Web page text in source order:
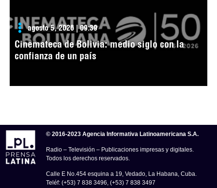
agosto 5, 2026 | 09:39
Cinemateca de Bolivia: medio siglo con la
confianza de un país
© 2016-2023 Agencia Informativa Latinoamericana S.A.
Radio – Televisión – Publicaciones impresas y digitales.
Todos los derechos reservados.
Calle E No.454 esquina a 19, Vedado, La Habana, Cuba.
Teléf: (+53) 7 838 3496, (+53) 7 838 3497